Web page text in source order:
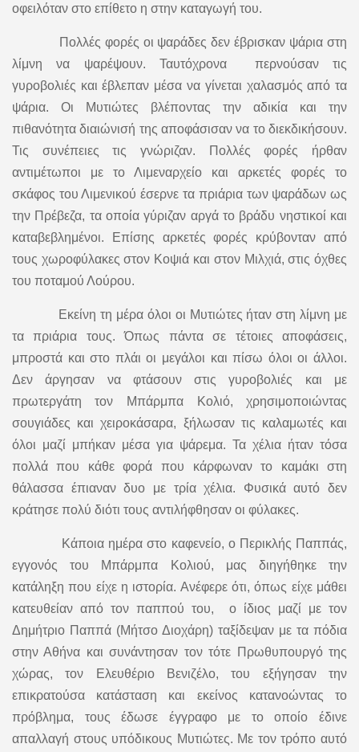
οφειλόταν στο επίθετο η στην καταγωγή του.
Πολλές φορές οι ψαράδες δεν έβρισκαν ψάρια στη
λίμνη να ψαρέψουν. Ταυτόχρονα περνούσαν τις
γυροβολιές και έβλεπαν μέσα να γίνεται χαλασμός από τα
ψάρια. Οι Μυτιώτες βλέποντας την αδικία και την
πιθανότητα διαιώνισή της αποφάσισαν να το διεκδικήσουν.
Τις συνέπειες τις γνώριζαν. Πολλές φορές ήρθαν
αντιμέτωποι με το Λιμεναρχείο και αρκετές φορές το
σκάφος του Λιμενικού έσερνε τα πριάρια των ψαράδων ως
την Πρέβεζα, τα οποία γύριζαν αργά το βράδυ νηστικοί και
καταβεβλημένοι. Επίσης αρκετές φορές κρύβονταν από
τους χωροφύλακες στον Κοψιά και στον Μιλχιά, στις όχθες
του ποταμού Λούρου.
Εκείνη τη μέρα όλοι οι Μυτιώτες ήταν στη λίμνη με
τα πριάρια τους. Όπως πάντα σε τέτοιες αποφάσεις,
μπροστά και στο πλάι οι μεγάλοι και πίσω όλοι οι άλλοι.
Δεν άργησαν να φτάσουν στις γυροβολιές και με
πρωτεργάτη τον Μπάρμπα Κολιό, χρησιμοποιώντας
σουγιάδες και χειροκάσαρα, ξήλωσαν τις καλαμωτές και
όλοι μαζί μπήκαν μέσα για ψάρεμα. Τα χέλια ήταν τόσα
πολλά που κάθε φορά που κάρφωναν το καμάκι στη
θάλασσα έπιαναν δυο με τρία χέλια. Φυσικά αυτό δεν
κράτησε πολύ διότι τους αντιλήφθησαν οι φύλακες.
Κάποια ημέρα στο καφενείο, ο Περικλής Παππάς,
εγγονός του Μπάρμπα Κολιού, μας διηγήθηκε την
κατάληξη που είχε η ιστορία. Ανέφερε ότι, όπως είχε μάθει
κατευθείαν από τον παππού του, ο ίδιος μαζί με τον
Δημήτριο Παππά (Μήτσο Διοχάρη) ταξίδεψαν με τα πόδια
στην Αθήνα και συνάντησαν τον τότε Πρωθυπουργό της
χώρας, τον Ελευθέριο Βενιζέλο, του εξήγησαν την
επικρατούσα κατάσταση και εκείνος κατανοώντας το
πρόβλημα, τους έδωσε έγγραφο με το οποίο έδινε
απαλλαγή στους υπόδικους Μυτιώτες. Με τον τρόπο αυτό